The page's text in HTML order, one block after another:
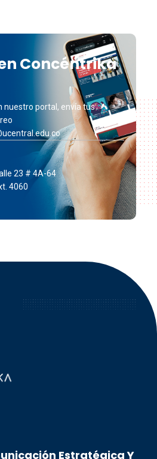
Concéntrika
nuestro portal, envía tus
23 # 4A-64
4060
Estratégica Y